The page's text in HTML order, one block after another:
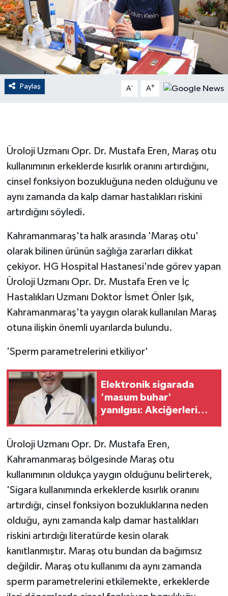
Paylaş A- A+
Üroloji Uzmanı Opr. Dr. Mustafa Eren, Maraş otu
kullanımının erkeklerde kısırlık oranını artırdığını,
cinsel fonksiyon bozukluğuna neden olduğunu ve
aynı zamanda da kalp damar hastalıkları riskini
artırdığını söyledi.
Kahramanmaraş'ta halk arasında 'Maraş otu'
olarak bilinen ürünün sağlığa zararları dikkat
çekiyor. HG Hospital Hastanesi'nde görev yapan
Üroloji Uzmanı Opr. Dr. Mustafa Eren ve İç
Hastalıkları Uzmanı Doktor İsmet Önler Işık,
Kahramanmaraş'ta yaygın olarak kullanılan Maraş
otuna ilişkin önemli uyarılarda bulundu.
'Sperm parametrelerini etkiliyor'
Elektronik sigarada
'masum buhar'
yanılgısı: Akciğerleri
Üroloji Uzmanı Opr. Dr. Mustafa Eren,
Kahramanmaraş bölgesinde Maraş otu
kullanımının oldukça yaygın olduğunu belirterek,
'Sigara kullanımında erkeklerde kısırlık oranını
artırdığı, cinsel fonksiyon bozukluklarına neden
olduğu, aynı zamanda kalp damar hastalıkları
riskini artırdığı literatürde kesin olarak
kanıtlanmıştır. Maraş otu bundan da bağımsız
değildir. Maraş otu kullanımı da aynı zamanda
sperm parametrelerini etkilemekte, erkeklerde
EKONOMİ
English News
Finans
Flaş Haber
GÜNDEM
Güvenlik
HABERDE İNSAN
İNSAN
İş Dünyası
Jandarma
Kadın
MAGAZİN
Otomobil
POLİTİKA
Sağlık
SİYASET
TEKNOLOJİ
Turizm
ÜLKE GÜNDEMİ